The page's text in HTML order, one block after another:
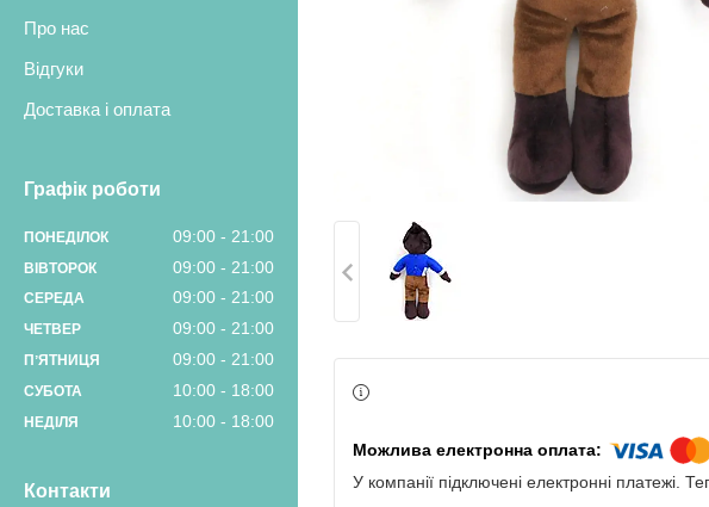
Про нас
Відгуки
Доставка і оплата
Графік роботи
ПОНЕДІЛОК 09:00 21:00
ВІВТОРОК 09:00 21:00
СЕРЕДА 09:00 21:00
ЧЕТВЕР 09:00 21:00
ПʼЯТНИЦЯ 09:00 21:00
СУБОТА 10:00 18:00
НЕДІЛЯ 10:00 18:00
Контакти
У компанії підключені електронні платежі.